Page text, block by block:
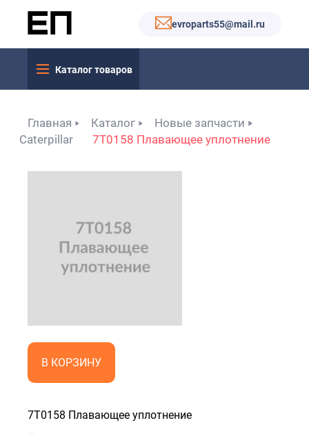
evroparts55@mail.ru
Каталог товаров
Главная Каталог
Новые запчасти
Caterpillar
7Т0158 Плавающее уплотнение
В КОРЗИНУ
7Т0158 Плавающее уплотнение